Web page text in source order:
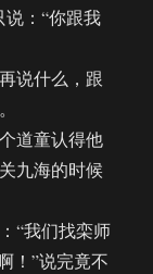
：“你跟我
说什么，跟
道童认得他
九海的时候
“我们找栾师
！”说完竟不